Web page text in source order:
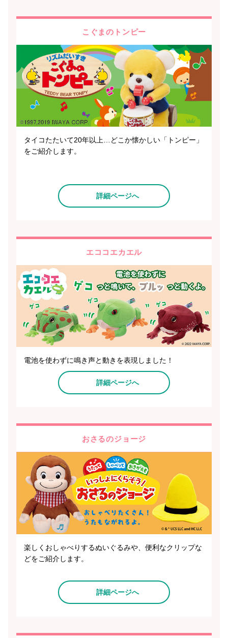
こぐまのトンピー
タイコたたいて20年以上…どこか懐かしい「トンピー」
をご紹介します。
詳細ページへ
エココエカエル
電池を使わずに鳴き声と動きを表現しました！
詳細ページへ
おさるのジョージ
楽しくおしゃべりするぬいぐるみや、便利なクリップな
どをご紹介します。
詳細ページへ